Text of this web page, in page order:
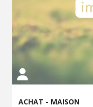
ACHAT - MAISON